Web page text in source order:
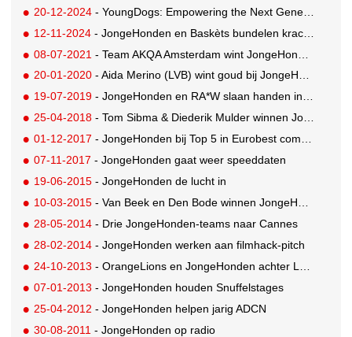
20-12-2024 - YoungDogs: Empowering the Next Generation of Creatives in Advertising
12-11-2024 - JongeHonden en Baskèts bundelen krachten voor nieuw creatief talent
08-07-2021 - Team AKQA Amsterdam wint JongeHonden pitch
20-01-2020 - Aida Merino (LVB) wint goud bij JongeHonden-pitch voor Under Armour
19-07-2019 - JongeHonden en RA*W slaan handen ineen voor terugblik op Cannes
25-04-2018 - Tom Sibma & Diederik Mulder winnen JongeHonden 24uur Pitch 2018
01-12-2017 - JongeHonden bij Top 5 in Eurobest competition
07-11-2017 - JongeHonden gaat weer speeddaten
19-06-2015 - JongeHonden de lucht in
10-03-2015 - Van Beek en Den Bode winnen JongeHonden-pitch Mona
28-05-2014 - Drie JongeHonden-teams naar Cannes
28-02-2014 - JongeHonden werken aan filmhack-pitch
24-10-2013 - OrangeLions en JongeHonden achter Leeuwen-diefstal
07-01-2013 - JongeHonden houden Snuffelstages
25-04-2012 - JongeHonden helpen jarig ADCN
30-08-2011 - JongeHonden op radio